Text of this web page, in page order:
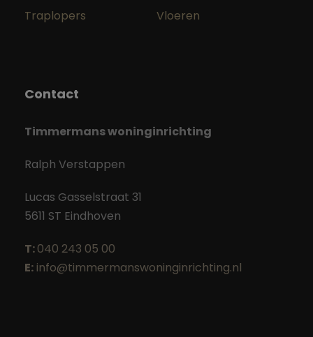
Traplopers
Vloeren
Contact
Timmermans woninginrichting
Ralph Verstappen
Lucas Gasselstraat 31
5611 ST Eindhoven
T:040 243 05 00
E: info@timmermanswoninginrichting.nl